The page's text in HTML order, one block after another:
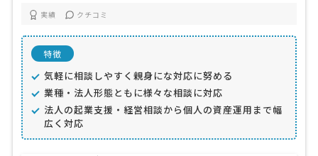
実績 クチコミ
特徴
気軽に相談しやすく親身にな対応に努める
業種・法人形態ともに様々な相談に対応
法人の起業支援・経営相談から個人の資産運用まで幅
広く対応